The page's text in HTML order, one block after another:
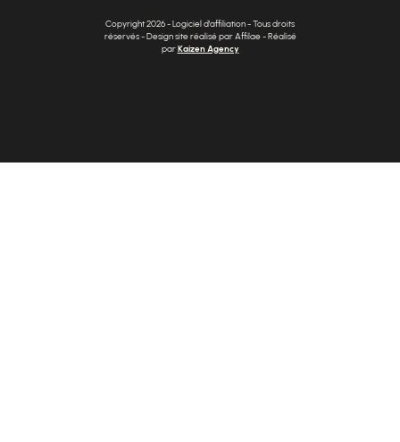
Copyright 2026 - Logiciel d'affiliation - Tous droits
réservés - Design site réalisé par Affilae - Réalisé
parKaizen Agency